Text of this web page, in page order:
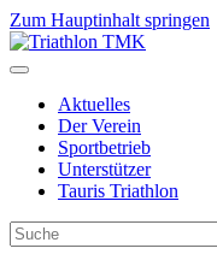
Zum Hauptinhalt springen
Aktuelles
Der Verein
Sportbetrieb
Unterstützer
Tauris Triathlon